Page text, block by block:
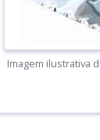
Imagem ilustrativa